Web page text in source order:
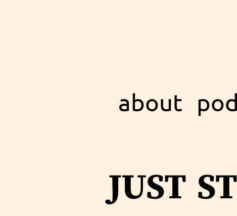
about
just